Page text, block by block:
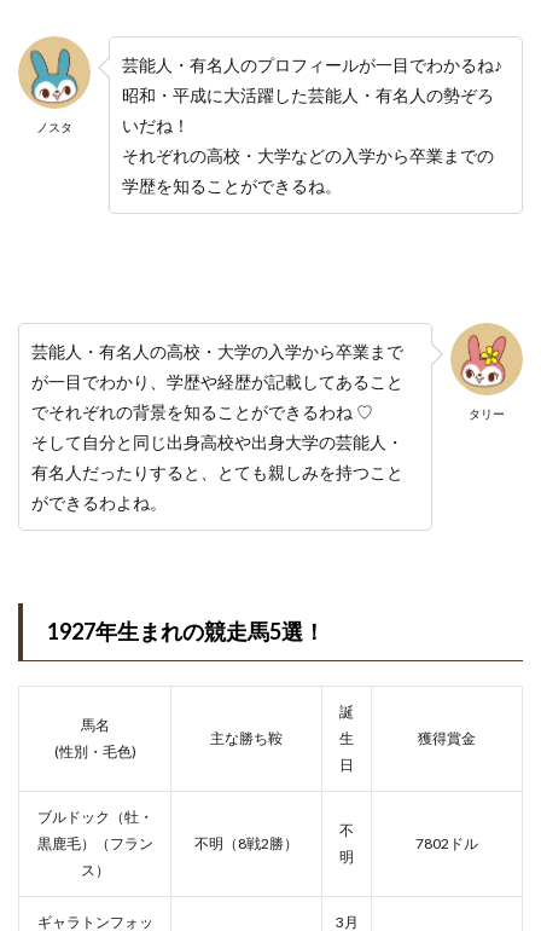
ノスタ
芸能人・有名人のプロフィールが一目でわかるね♪
昭和・平成に大活躍した芸能人・有名人の勢ぞろ
いだね！
それぞれの高校・大学などの入学から卒業までの
学歴を知ることができるね。
タリー
芸能人・有名人の高校・大学の入学から卒業まで
が一目でわかり、学歴や経歴が記載してあること
でそれぞれの背景を知ることができるわね ♡
そして自分と同じ出身高校や出身大学の芸能人・
有名人だったりすると、とても親しみを持つこと
ができるわよね。
1927年生まれの競走馬5選！
馬名
(性別・毛色)
主な勝ち鞍
誕
生
日
獲得賞金
ブルドック（牡・
黒鹿毛）（フラン
ス）
不明（8戦2勝）
不
明
7802ドル
ギャラトンフォッ 3月